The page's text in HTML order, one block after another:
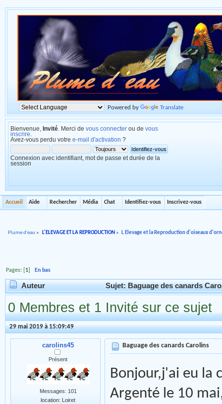
Powered by Translate
Bienvenue, Invité . Merci de vous connecter ou de vous
inscrire
Avez-vous perdu votre e-mail d'activation ?
Connexion avec identifiant, mot de passe et durée de la
session
Accueil Aide Rechercher Média Chat Identifiez-vous Inscrivez-vous
Plume d'eau » L'ELEVAGE ET LA REPRODUCTION » L Elevage et la Reproduction d'oiseaux
Pages: [ 1 ]En bas
Auteur Sujet: Baguage des canards
0 Membres et 1 Invité sur ce sujet
29 mai 2019 à 15:09:49
carolins45
Présent
Messages: 101
location: Loiret
Baguage des canards Carolins
Bonjour,j'ai eu la
Argenté le 10